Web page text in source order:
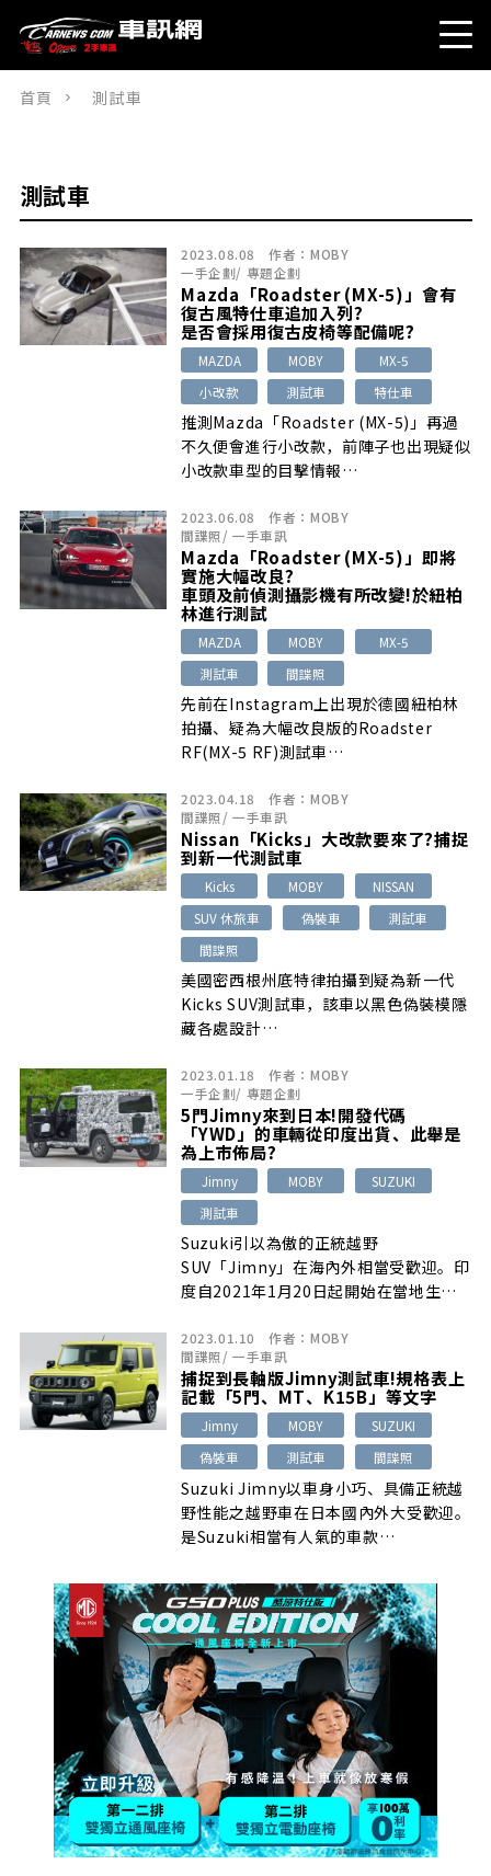
首頁 測試車
測試車
2023.08.08 作者： MOBY
一手企劃/ 專題企劃
Mazda「Roadster (MX-5)」會有
復古風特仕車追加入列?
是否會採用復古皮椅等配備呢?
MAZDA MOBY
MX-5
小改款
測試車 特仕車
推測Mazda「Roadster (MX-5)」再過
不久便會進行小改款，前陣子也出現疑似
小改款車型的目擊情報…
2023.06.08 作者： MOBY
間諜照/ 一手車訊
Mazda「Roadster (MX-5)」即將
實施大幅改良?
車頭及前偵測攝影機有所改變!於紐柏
林進行測試
MAZDA MOBY
MX-5
測試車
間諜照
先前在Instagram上出現於德國紐柏林
拍攝、疑為大幅改良版的Roadster
RF(MX-5 RF)測試車…
2023.04.18 作者： MOBY
間諜照/ 一手車訊
Nissan「Kicks」大改款要來了?捕捉
到新一代測試車
Kicks MOBY
NISSAN
SUV 休旅車
偽裝車
測試車
間諜照
美國密西根州底特律拍攝到疑為新一代
Kicks SUV測試車，該車以黑色偽裝模隱
藏各處設計…
2023.01.18 作者： MOBY
一手企劃/ 專題企劃
5門Jimny來到日本!開發代碼
「YWD」的車輛從印度出貨、此舉是
為上市佈局?
Jimny MOBY
SUZUKI
測試車
Suzuki引以為傲的正統越野
SUV「Jimny」在海內外相當受歡迎。印
度自2021年1月20日起開始在當地生
2023.01.10 作者： MOBY
間諜照/ 一手車訊
捕捉到長軸版Jimny測試車!規格表上
記載「5門、MT、K15B」等文字
Jimny MOBY
SUZUKI
偽裝車
測試車 間諜照
Suzuki Jimny以車身小巧、具備正統越
野性能之越野車在日本國內外大受歡迎。
是Suzuki相當有人氣的車款…